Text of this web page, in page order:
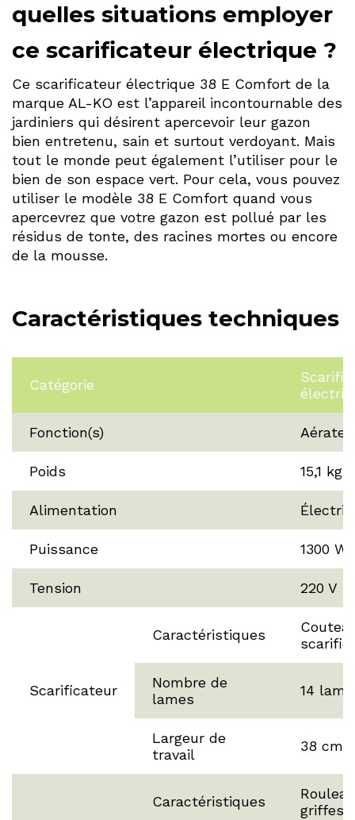
quelles situations employer
ce scarificateur électrique ?
Ce scarificateur électrique 38 E Comfort de la
marque AL-KO est l’appareil incontournable des
jardiniers qui désirent apercevoir leur gazon
bien entretenu, sain et surtout verdoyant. Mais
tout le monde peut également l’utiliser pour le
bien de son espace vert. Pour cela, vous pouvez
utiliser le modèle 38 E Comfort quand vous
apercevrez que votre gazon est pollué par les
résidus de tonte, des racines mortes ou encore
de la mousse.
Caractéristiques techniques
Catégorie
Fonction(s)
Poids 15,1 kg
Alimentation
Puissance 1300 W
Tension 220 V
Scarificateur
Caractéristiques
Nombre de
lames
14
Largeur de
travail
38 cm
Caractéristiques
griffes